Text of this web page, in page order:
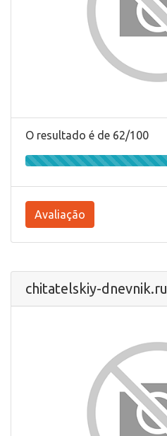
O resultado é de 62/100
Avaliação
chitatelskiy-dnevnik.ru